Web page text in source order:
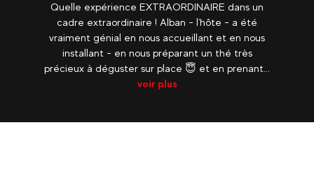
Quelle expérience EXTRAORDINAIRE dans un
cadre extraordinaire ! Alban - l'hôte - a été
vraiment génial en nous accueillant et en nous
installant - en nous préparant un thé très
précieux à déguster sur place 😇 et en prenant...
voir plus